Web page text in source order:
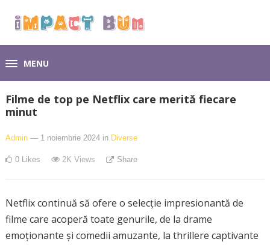
MENU
Filme de top pe Netflix care merită fiecare
minut
Admin — 1 noiembrie 2024 in Diverse
0 Likes 2K Views Share
Netflix continuă să ofere o selecție impresionantă de
filme care acoperă toate genurile, de la drame
emoționante și comedii amuzante, la thrillere captivante